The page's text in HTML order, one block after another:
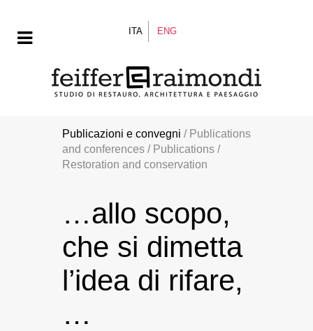
ITA ENG
Publicazioni e convegni / Publications
and conferences / Publications /
Restoration and conservation
…allo scopo,
che si dimetta
l’idea di rifare,
…